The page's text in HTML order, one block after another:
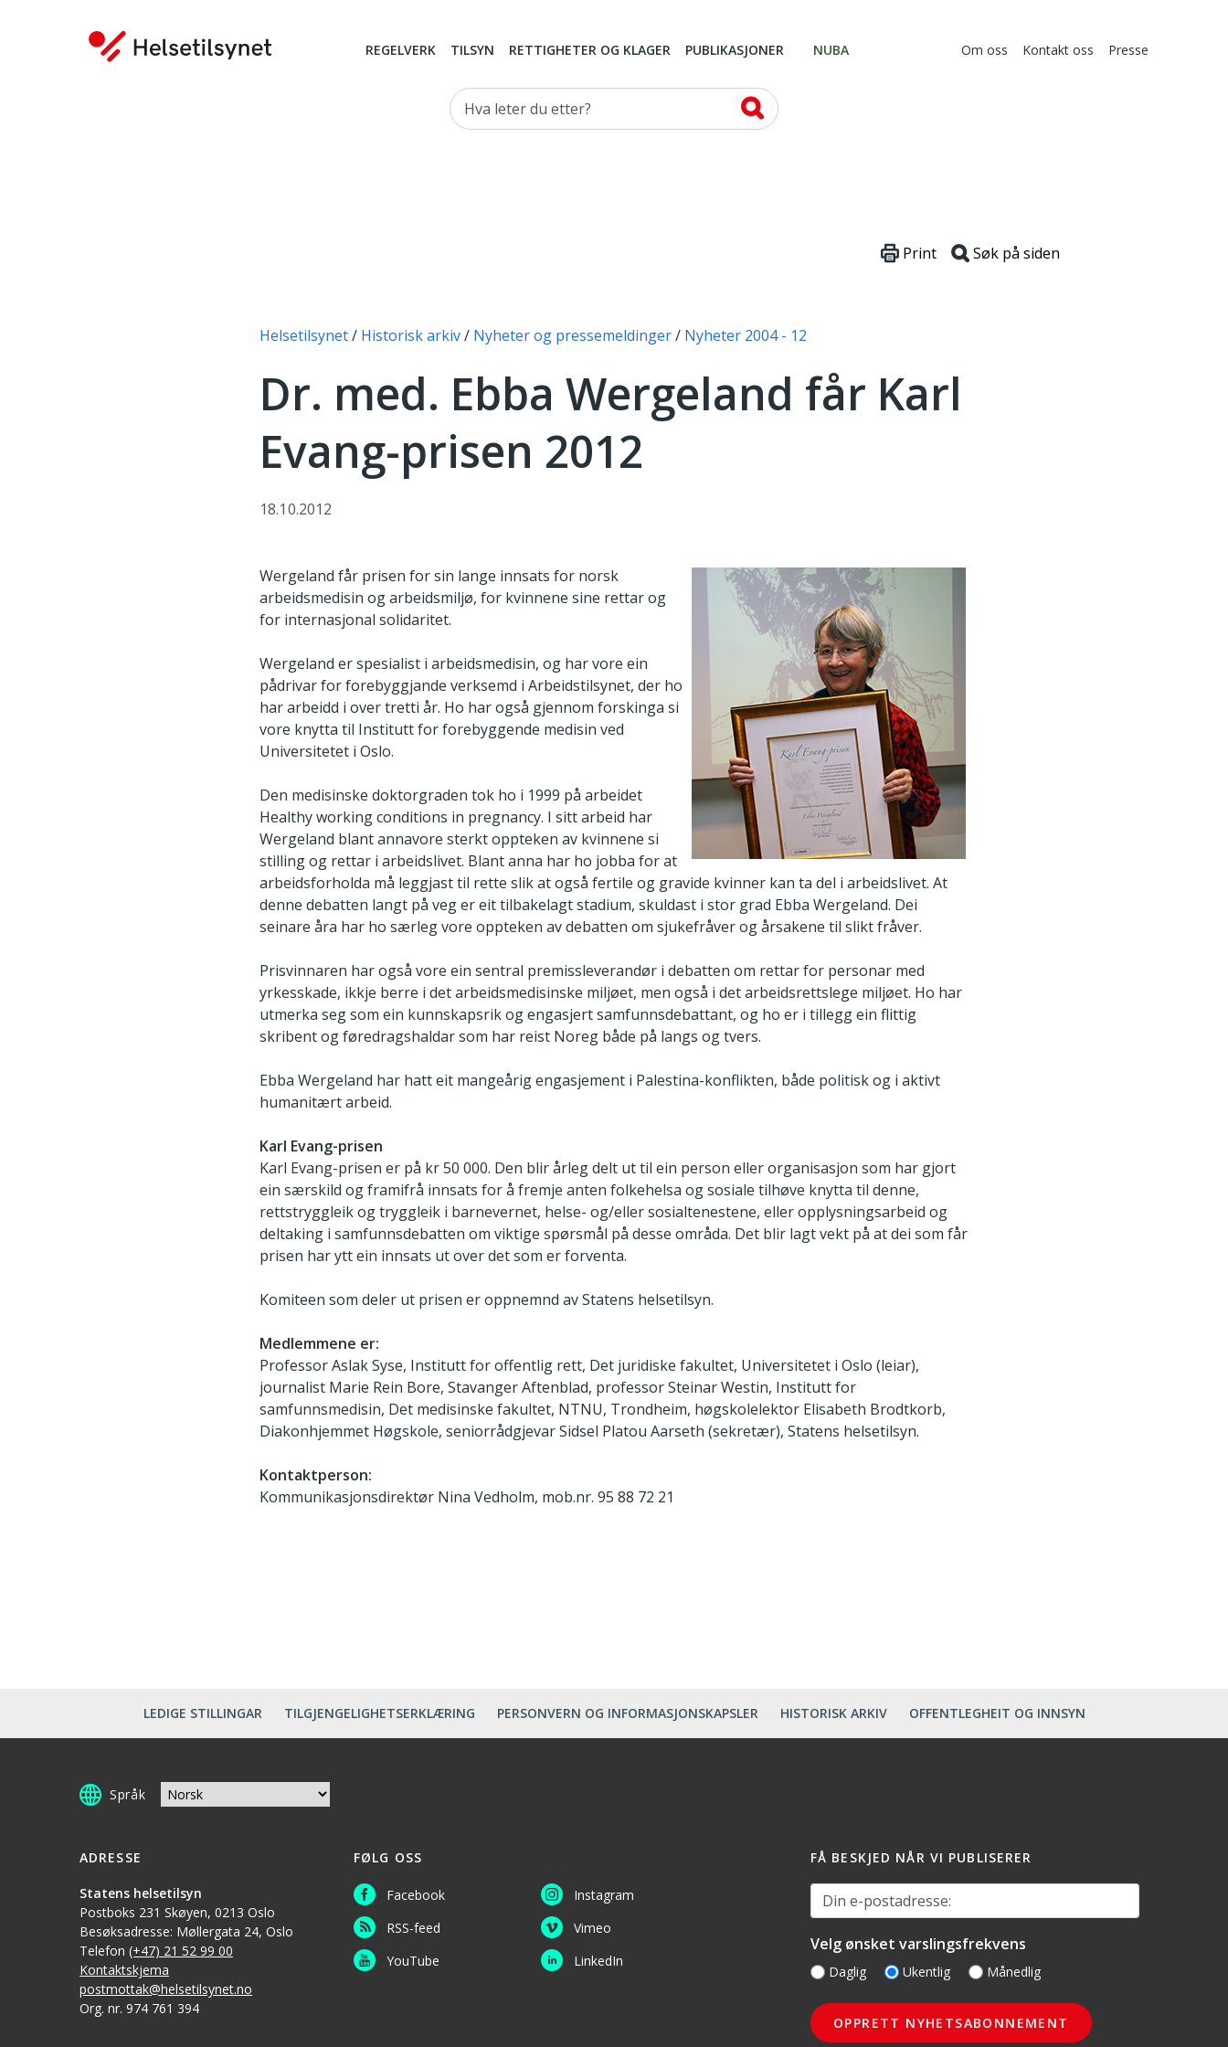
REGELVERK TILSYN RETTIGHETER OG KLAGER PUBLIKASJONER NUBA Om oss Kontakt oss Presse
Hva leter du etter?
Du er her:
Helsetilsynet Historisk arkiv Nyheter og pressemeldinger Nyheter 2004 - 12
Print Søk på siden
Dr. med. Ebba Wergeland får Karl
Evang-prisen 2012
18.10.2012
Wergeland får prisen for sin lange innsats for norsk
arbeidsmedisin og arbeidsmiljø, for kvinnene sine rettar og
for internasjonal solidaritet.
Wergeland er spesialist i arbeidsmedisin, og har vore ein
pådrivar for forebyggjande verksemd i Arbeidstilsynet, der ho
har arbeidd i over tretti år. Ho har også gjennom forskinga si
vore knytta til Institutt for forebyggende medisin ved
Universitetet i Oslo.
Den medisinske doktorgraden tok ho i 1999 på arbeidet
Healthy working conditions in pregnancy. I sitt arbeid har
Wergeland blant annavore sterkt oppteken av kvinnene si
stilling og rettar i arbeidslivet. Blant anna har ho jobba for at
arbeidsforholda må leggjast til rette slik at også fertile og gravide kvinner kan ta del i arbeidslivet. At
denne debatten langt på veg er eit tilbakelagt stadium, skuldast i stor grad Ebba Wergeland. Dei
seinare åra har ho særleg vore oppteken av debatten om sjukefråver og årsakene til slikt fråver.
Prisvinnaren har også vore ein sentral premissleverandør i debatten om rettar for personar med
yrkesskade, ikkje berre i det arbeidsmedisinske miljøet, men også i det arbeidsrettslege miljøet. Ho har
utmerka seg som ein kunnskapsrik og engasjert samfunnsdebattant, og ho er i tillegg ein flittig
skribent og føredragshaldar som har reist Noreg både på langs og tvers.
Ebba Wergeland har hatt eit mangeårig engasjement i Palestina-konflikten, både politisk og i aktivt
humanitært arbeid.
Karl Evang-prisen
Karl Evang-prisen er på kr 50 000. Den blir årleg delt ut til ein person eller organisasjon som har gjort
ein særskild og framifrå innsats for å fremje anten folkehelsa og sosiale tilhøve knytta til denne,
rettstryggleik og tryggleik i barnevernet, helse- og/eller sosialtenestene, eller opplysningsarbeid og
deltaking i samfunnsdebatten om viktige spørsmål på desse områda. Det blir lagt vekt på at dei som får
prisen har ytt ein innsats ut over det som er forventa.
Komiteen som deler ut prisen er oppnemnd av Statens helsetilsyn.
Medlemmene er:
Professor Aslak Syse, Institutt for offentlig rett, Det juridiske fakultet, Universitetet i Oslo (leiar),
journalist Marie Rein Bore, Stavanger Aftenblad, professor Steinar Westin, Institutt for
samfunnsmedisin, Det medisinske fakultet, NTNU, Trondheim, høgskolelektor Elisabeth Brodtkorb,
Diakonhjemmet Høgskole, seniorrådgjevar Sidsel Platou Aarseth (sekretær), Statens helsetilsyn.
Kontaktperson:
Kommunikasjonsdirektør Nina Vedholm, mob.nr. 95 88 72 21
LEDIGE STILLINGAR TILGJENGELIGHETSERKLÆRING PERSONVERN OG INFORMASJONSKAPSLER HISTORISK ARKIV OFFENTLEGHEIT OG INNSYN
Språk
ADRESSE
Statens helsetilsyn
Postboks 231 Skøyen, 0213 Oslo
Besøksadresse: Møllergata 24, Oslo
Telefon (+47) 21 52 99 00
Kontaktskjema
postmottak@helsetilsynet.no
Org. nr. 974 761 394
FØLG OSS
Facebook
RSS-feed
YouTube
Instagram
Vimeo
LinkedIn
FÅ BESKJED NÅR VI PUBLISERER
Din e-postadresse:
Velg ønsket varslingsfrekvens
Daglig Ukentlig Månedlig